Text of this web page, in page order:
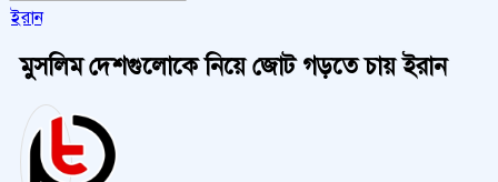
ইরান
মুসলিম দেশগুলোকে নিয়ে জোট গড়তে চায় ইরান